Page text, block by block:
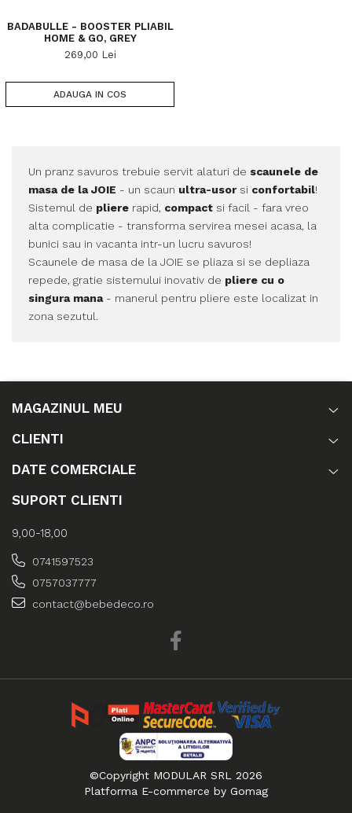
BADABULLE - BOOSTER PLIABIL
HOME & GO, GREY
269,00 Lei
ADAUGA IN COS
Un pranz savuros trebuie servit alaturi de scaunele de
masa de la JOIE - un scaun ultra-usor si confortabil!
Sistemul de pliererapid, compactsi facil - fara vreo
alta complicatie - transforma servirea mesei acasa, la
bunici sau in vacanta intr-un lucru savuros!
Scaunele de masa de la JOIE se pliaza si se depliaza
repede, gratie sistemului inovativ de pliere cu o
singura mana- manerul pentru pliere este localizat in
zona sezutul.
MAGAZINUL MEU
CLIENTI
DATE COMERCIALE
SUPORT CLIENTI
9,00-18,00
0741597523
0757037777
contact@bebedeco.ro
©Copyright MODULAR SRL 2026
Platforma E-commerce by Gomag